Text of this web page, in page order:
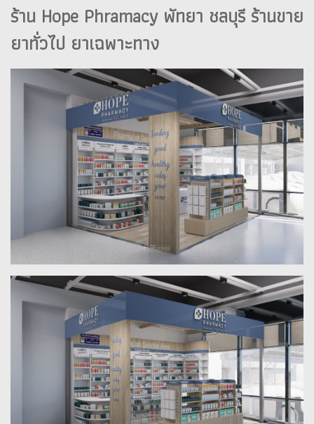
ร้าน Hope Phramacy พัทยา ชลบุรี ร้านขาย
ยาทั่วไป ยาเฉพาะทาง